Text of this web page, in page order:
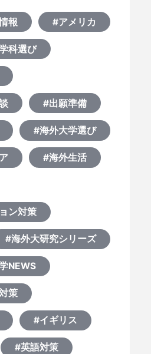
報 #アメリカ
科選び
#出願準備
#海外大学選び
#海外生活
ン対策
#海外大研究シリーズ
NEWS
策
#イギリス
#英語対策